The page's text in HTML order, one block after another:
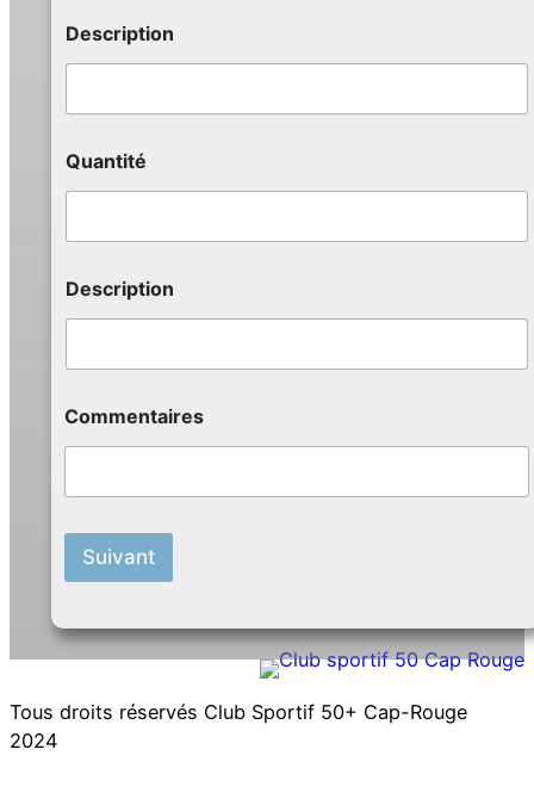
Description
Quantité
Description
Commentaires
Suivant
Tous droits réservés Club Sportif 50+ Cap-Rouge
2024